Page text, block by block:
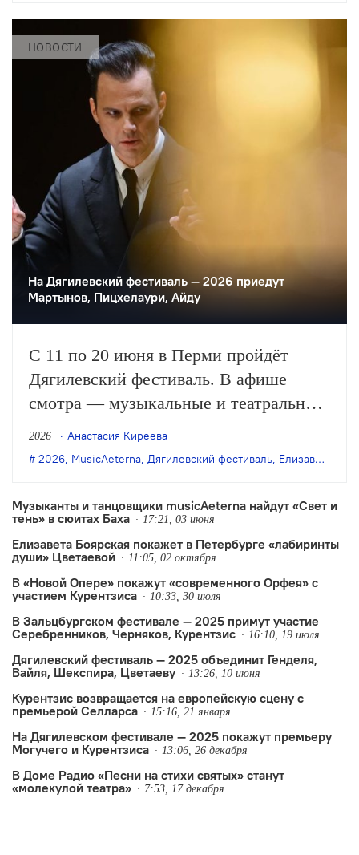
Курентзиса, будет представлена
зрителям уже 26 июля.
НОВОСТИ
На Дягилевский фестиваль — 2026 приедут
Мартынов, Пицхелаури, Айду
С 11 по 20 июня в Перми пройдёт
Дягилевский фестиваль. В афише
смотра — музыкальные и театральные
премьеры, среди которых —
исполнение новых сочинений
Алексея Ретинского, показы
драматических и хореографических
спектаклей, в том числе постановок
2026
Анастасия Киреева
2026, MusicAeterna, Дягилевский фестиваль, Елизавета Мороз
Музыканты и танцовщики musicAeterna найдут «Свет и
тень» в сюитах Баха
17:21, 03 июня
Елизавета Боярская покажет в Петербурге «лабиринты
души» Цветаевой
11:05, 02 октября
В «Новой Опере» покажут «современного Орфея» с
участием Курентзиса
10:33, 30 июля
В Зальцбургском фестивале — 2025 примут участие
Серебренников, Черняков, Курентзис
16:10, 19 июля
Дягилевский фестиваль — 2025 объединит Генделя,
Вайля, Шекспира, Цветаеву
13:26, 10 июня
Курентзис возвращается на европейскую сцену с
премьерой Селларса
15:16, 21 января
На Дягилевском фестивале — 2025 покажут премьеру
Могучего и Курентзиса
13:06, 26 декабря
В Доме Радио «Песни на стихи святых» станут
«молекулой театра»
7:53, 17 декабря